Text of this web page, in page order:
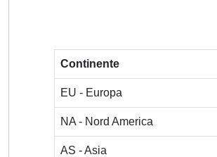
Continente
EU - Europa
NA - Nord America
AS - Asia